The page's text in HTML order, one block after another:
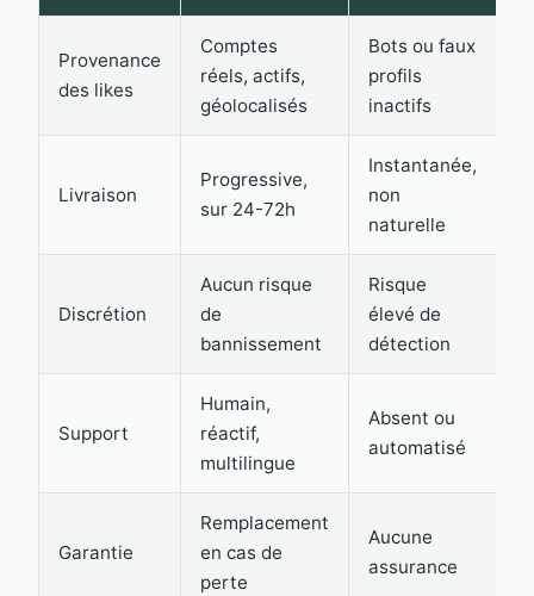
Provenance
des likes
Comptes
réels, actifs,
géolocalisés
Bots ou faux
profils
inactifs
Livraison
Progressive,
sur 24-72h
Instantanée,
non
naturelle
Discrétion
Aucun risque
de
bannissement
Risque
élevé de
détection
Support
Humain,
réactif,
multilingue
Absent ou
automatisé
Garantie
Remplacement
en cas de
perte
Aucune
assurance